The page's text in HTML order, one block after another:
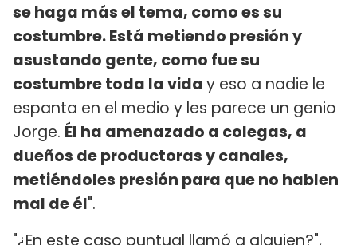
se haga más el tema, como es su
costumbre. Está metiendo presión y
asustando gente, como fue su
costumbre toda la viday eso a nadie le
espanta en el medio y les parece un genio
Jorge. Él ha amenazado a colegas, a
dueños de productoras y canales,
metiéndoles presión para que no hablen
mal de él".
"¿En este caso puntual llamó a alguien?",